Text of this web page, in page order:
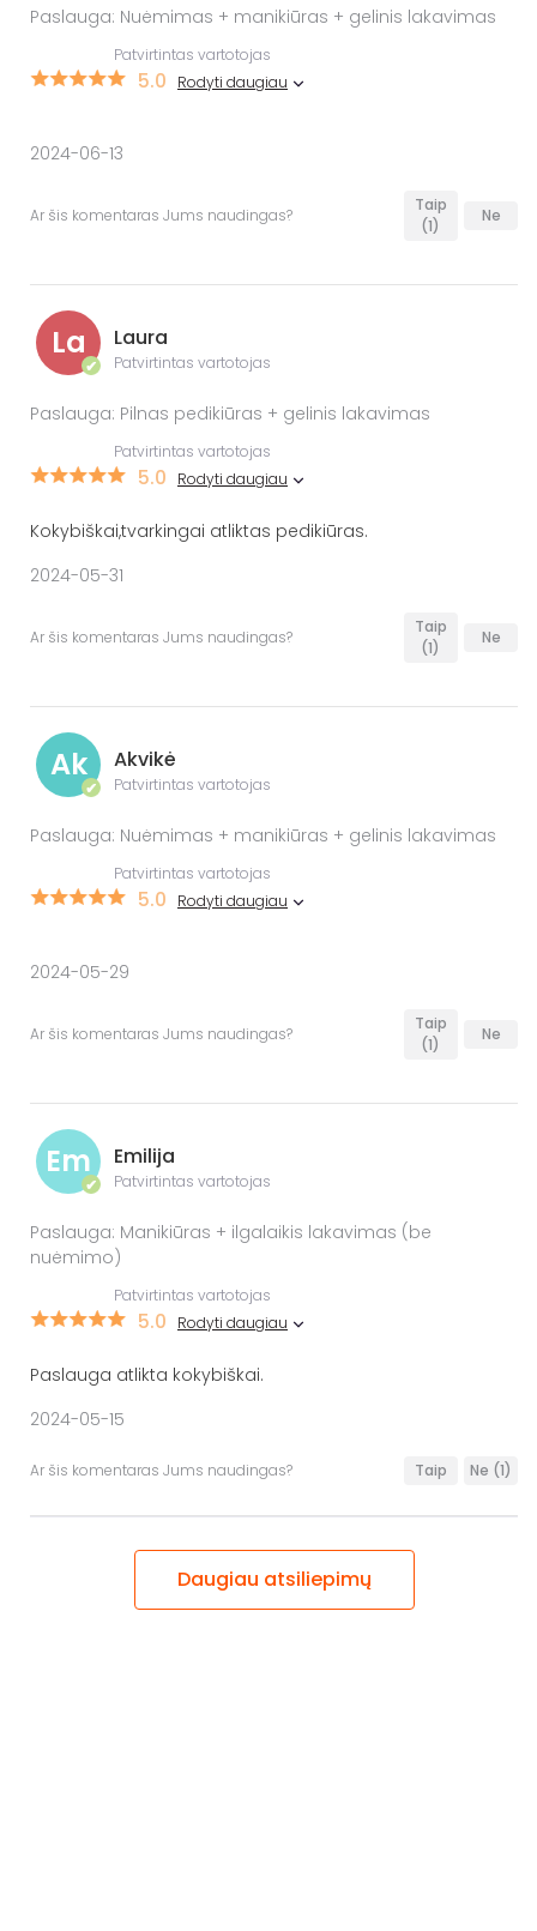
Paslauga: Nuėmimas + manikiūras + gelinis lakavimas
Patvirtintas vartotojas
5.0 Rodyti daugiau
2024-06-13
Ar šis komentaras Jums naudingas?
Taip
(1)
Ne
La
✔
Laura
Patvirtintas vartotojas
Paslauga: Pilnas pedikiūras + gelinis lakavimas
Patvirtintas vartotojas
5.0 Rodyti daugiau
Kokybiškai,tvarkingai atliktas pedikiūras.
2024-05-31
Ar šis komentaras Jums naudingas?
Taip
(1)
Ne
Ak
✔
Akvikė
Patvirtintas vartotojas
Paslauga: Nuėmimas + manikiūras + gelinis lakavimas
Patvirtintas vartotojas
5.0 Rodyti daugiau
2024-05-29
Ar šis komentaras Jums naudingas?
Taip
(1)
Ne
Em
✔
Emilija
Patvirtintas vartotojas
Paslauga: Manikiūras + ilgalaikis lakavimas (be
nuėmimo)
Patvirtintas vartotojas
5.0 Rodyti daugiau
Paslauga atlikta kokybiškai.
2024-05-15
Ar šis komentaras Jums naudingas? Taip Ne (1)
Daugiau atsiliepimų